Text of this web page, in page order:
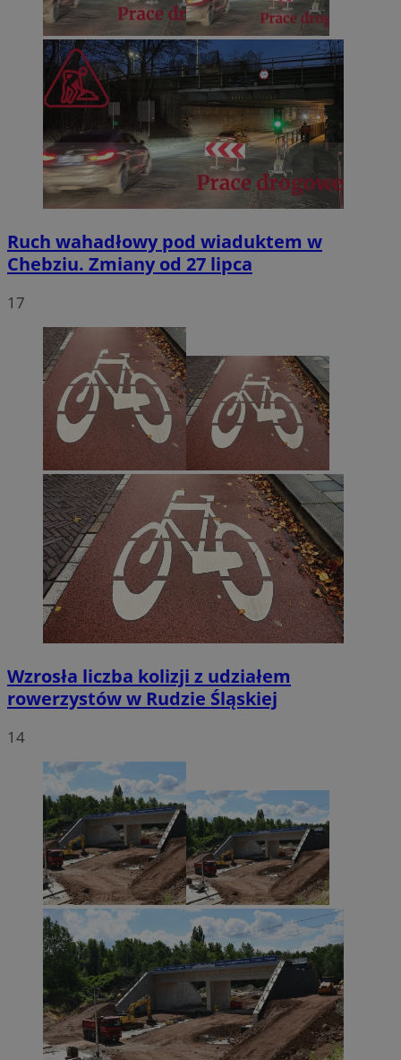
Ruch wahadłowy pod wiaduktem w
Chebziu. Zmiany od 27 lipca
17
Wzrosła liczba kolizji z udziałem
rowerzystów w Rudzie Śląskiej
14